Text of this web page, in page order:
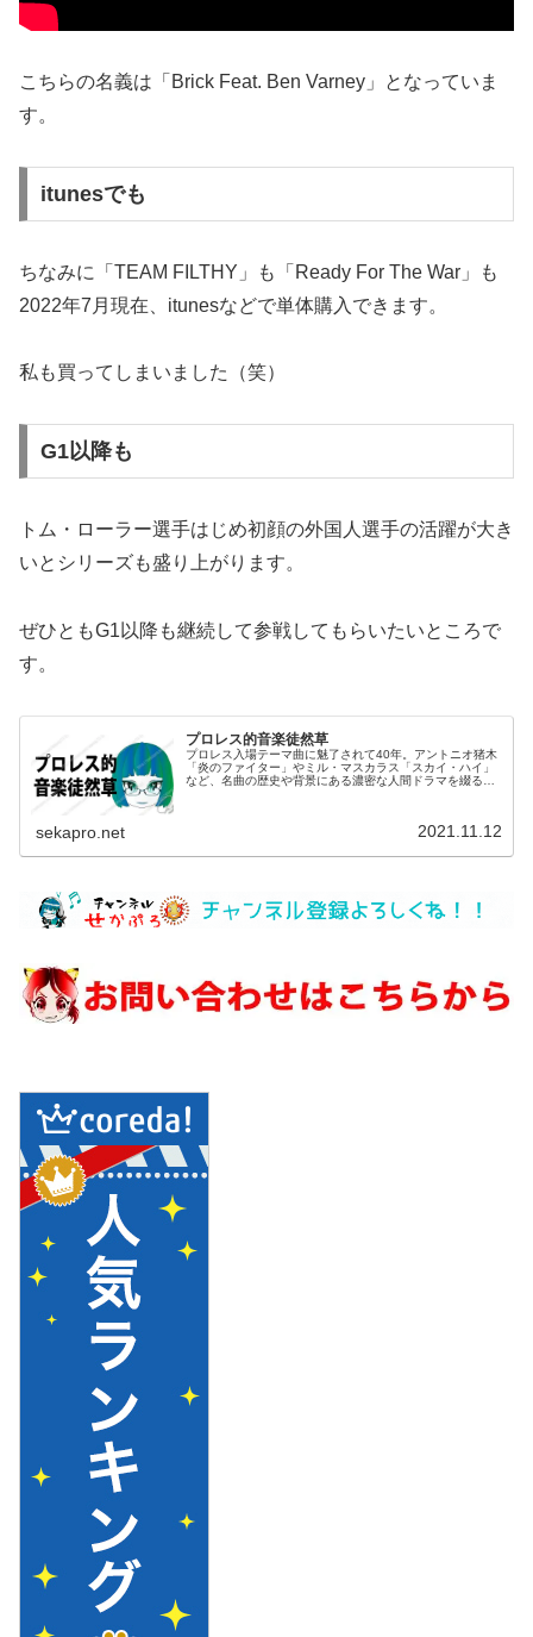
こちらの名義は「Brick Feat. Ben Varney」となっていま
す。
itunesでも
ちなみに「TEAM FILTHY」も「Ready For The War」も
2022年7月現在、itunesなどで単体購入できます。
私も買ってしまいました（笑）
G1以降も
トム・ローラー選手はじめ初顔の外国人選手の活躍が大き
いとシリーズも盛り上がります。
ぜひともG1以降も継続して参戦してもらいたいところで
す。
プロレス的音楽徒然草
プロレス入場テーマ曲に魅了されて40年。アントニオ猪木
「炎のファイター」やミル・マスカラス「スカイ・ハイ」
など、名曲の歴史や背景にある濃密な人間ドラマを綴る
sekapro.net 2021.11.12